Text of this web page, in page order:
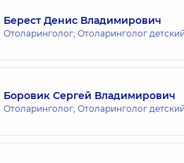
ул. Андрея Верхогляда, 16-А, г.
Медицинский Центр
ул. Энтузиастов 1/2, г. Киев
Берест Денис Владимирович
Отоларинголог; Отоларинголог детский,
Боровик Сергей Владимирович
Отоларинголог; Отоларинголог детский,